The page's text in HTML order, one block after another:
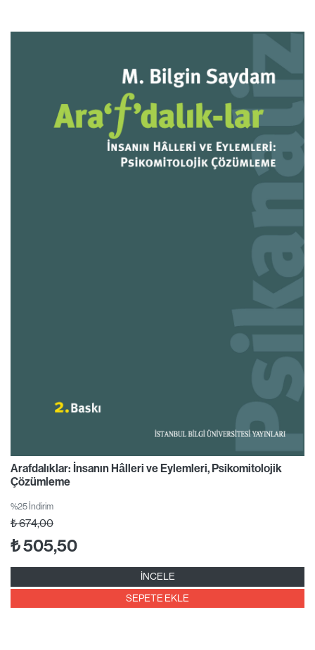
Arafdalıklar: İnsanın Hâlleri ve Eylemleri, Psikomitolojik
Çözümleme
%25 İndirim
₺674,00
₺505,50
İNCELE
SEPETE EKLE